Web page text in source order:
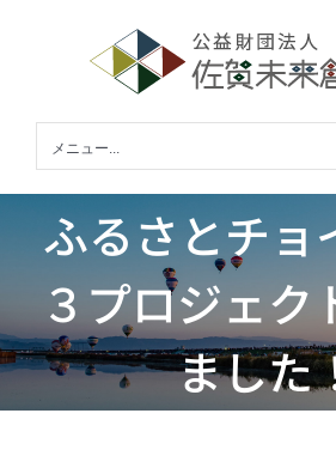
メニュー...
ふるさとチョ
３プロジェク
ました